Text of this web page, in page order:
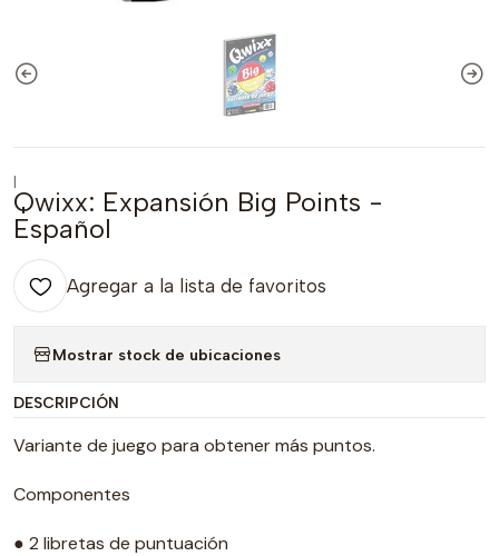
|
Qwixx: Expansión Big Points -
Español
Agregar a la lista de favoritos
Mostrar stock de ubicaciones
DESCRIPCIÓN
Variante de juego para obtener más puntos.
Componentes
● 2 libretas de puntuación